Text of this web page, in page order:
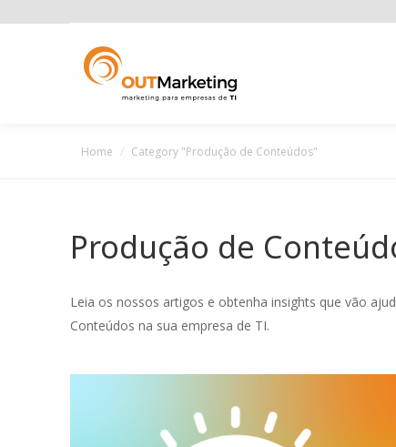
You are here:
Home Category "Produção de Conteúdos"
Produção de
Leia os nossos artigos e obtenha insights que vão
Conteúdos na sua empresa de TI.